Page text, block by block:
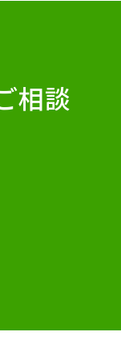
相談